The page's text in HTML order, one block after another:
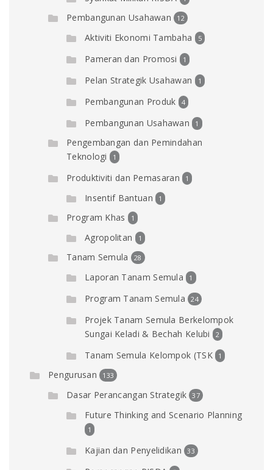
Pembangunan Usahawan 12
Aktiviti Ekonomi Tambaha 5
Pameran dan Promosi 1
Pelan Strategik Usahawan 1
Pembangunan Produk 4
Pembangunan Usahawan 1
Pengembangan dan Pemindahan
Teknologi
1
Produktiviti dan Pemasaran 1
Insentif Bantuan 1
Program Khas 1
Agropolitan 1
Tanam Semula 28
Laporan Tanam Semula 1
Program Tanam Semula 24
Projek Tanam Semula Berkelompok
Sungai Keladi & Bechah Kelubi
2
Tanam Semula Kelompok (TSK 1
Pengurusan 133
Dasar Perancangan Strategik 37
Future Thinking and Scenario Planning
1
Kajian dan Penyelidikan 33